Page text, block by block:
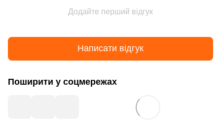
Додайте перший відгук
Написати відгук
Поширити у соцмережах